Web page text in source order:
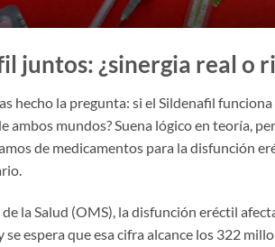
juntos: ¿sinergia real o
hecho la pregunta: si el Sildenafil
ambos mundos? Suena lógico en teoría,
de medicamentos para la disfunción
la Salud (OMS), la disfunción eréctil
espera que esa cifra alcance los 322